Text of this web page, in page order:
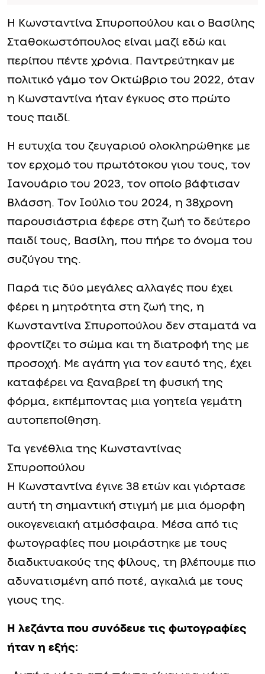
Η Κωνσταντίνα Σπυροπούλου και ο Βασίλης
Σταθοκωστόπουλος είναι μαζί εδώ και
περίπου πέντε χρόνια. Παντρεύτηκαν με
πολιτικό γάμο τον Οκτώβριο του 2022, όταν
η Κωνσταντίνα ήταν έγκυος στο πρώτο
τους παιδί.
Η ευτυχία του ζευγαριού ολοκληρώθηκε με
τον ερχομό του πρωτότοκου γιου τους, τον
Ιανουάριο του 2023, τον οποίο βάφτισαν
Βλάσση. Τον Ιούλιο του 2024, η 38χρονη
παρουσιάστρια έφερε στη ζωή το δεύτερο
παιδί τους, Βασίλη, που πήρε το όνομα του
συζύγου της.
Παρά τις δύο μεγάλες αλλαγές που έχει
φέρει η μητρότητα στη ζωή της, η
Κωνσταντίνα Σπυροπούλου δεν σταματά να
φροντίζει το σώμα και τη διατροφή της με
προσοχή. Με αγάπη για τον εαυτό της, έχει
καταφέρει να ξαναβρεί τη φυσική της
φόρμα, εκπέμποντας μια γοητεία γεμάτη
αυτοπεποίθηση.
Τα γενέθλια της Κωνσταντίνας
Σπυροπούλου
Η Κωνσταντίνα έγινε 38 ετών και γιόρτασε
αυτή τη σημαντική στιγμή με μια όμορφη
οικογενειακή ατμόσφαιρα. Μέσα από τις
φωτογραφίες που μοιράστηκε με τους
διαδικτυακούς της φίλους, τη βλέπουμε πιο
αδυνατισμένη από ποτέ, αγκαλιά με τους
γιους της.
Η λεζάντα που συνόδευε τις φωτογραφίες
ήταν η εξής: